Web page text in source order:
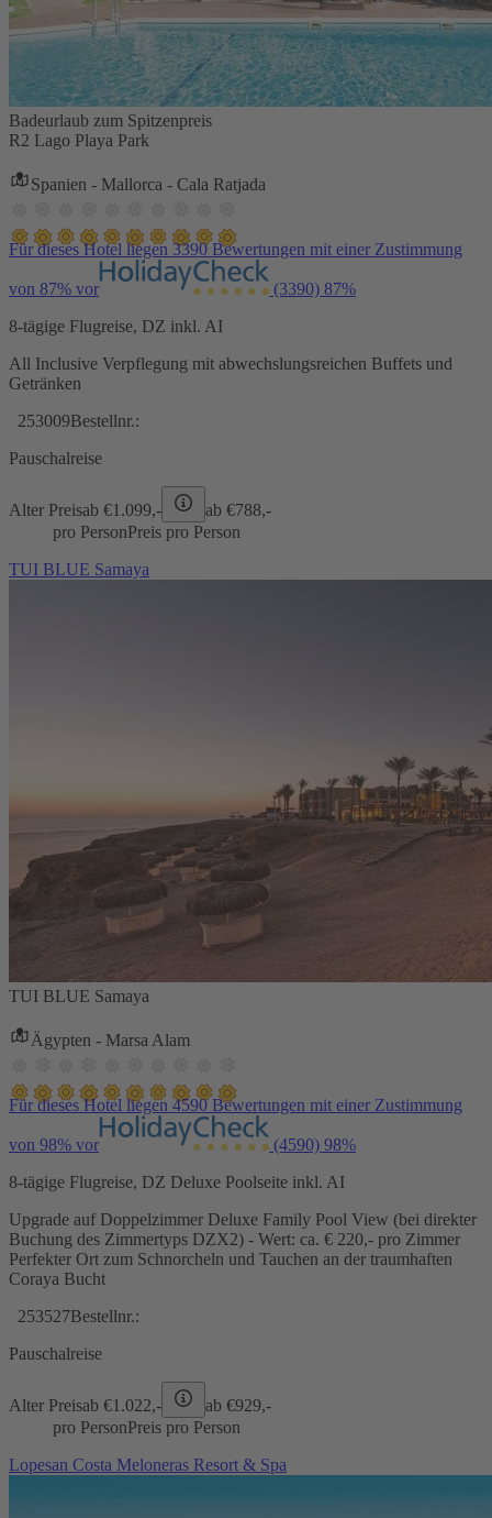
Badeurlaub zum Spitzenpreis
R2 Lago Playa Park
Spanien - Mallorca - Cala Ratjada
Für dieses Hotel liegen 3390 Bewertungen mit einer Zustimmung
von 87% vor (3390) 87%
8-tägige Flugreise, DZ inkl. AI
All Inclusive Verpflegung mit abwechslungsreichen Buffets und
Getränken
253009Bestellnr.:
Pauschalreise
Alter Preisab €1.099,- ab €788,-
pro PersonPreis pro Person
TUI BLUE Samaya
TUI BLUE Samaya
Ägypten - Marsa Alam
Für dieses Hotel liegen 4590 Bewertungen mit einer Zustimmung
von 98% vor (4590) 98%
8-tägige Flugreise, DZ Deluxe Poolseite inkl. AI
Upgrade auf Doppelzimmer Deluxe Family Pool View (bei direkter
Buchung des Zimmertyps DZX2) - Wert: ca. € 220,- pro Zimmer
Perfekter Ort zum Schnorcheln und Tauchen an der traumhaften
Coraya Bucht
253527Bestellnr.:
Pauschalreise
Alter Preisab €1.022,- ab €929,-
pro PersonPreis pro Person
Lopesan Costa Meloneras Resort & Spa